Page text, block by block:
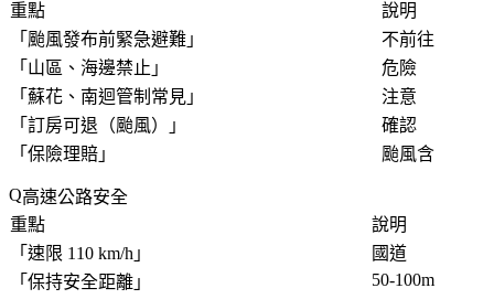
重點
說明
「 颱風發布前緊急避難 」
不前往
「 山區、海邊禁止 」
危險
「 蘇花、南迴管制常見 」
注意
「 訂房可退（颱風） 」
確認
「 保險理賠 」 颱風含
高速公路安全
重點
說明
「 速限 110 km/h 」
國道
「 保持安全距離 」 50-100m